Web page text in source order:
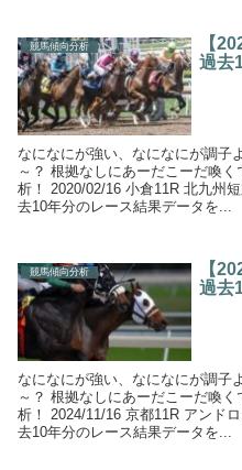
競馬傾向分析
【
過去
なになにが強い、なになにが調子
～？ 根拠なしにあーだこーだ喚
析！ 2020/02/16 小倉11R 北九州
去10年分のレース結果データを...
競馬傾向分析
【
過去
なになにが強い、なになにが調子
～？ 根拠なしにあーだこーだ喚
析！ 2024/11/16 京都11R アンド
去10年分のレース結果データを...